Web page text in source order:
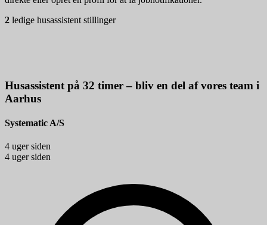
2 ledige husassistent stillinger
Husassistent på 32 timer – bliv en del af vores team i
Aarhus
Systematic A/S
4 uger siden
4 uger siden